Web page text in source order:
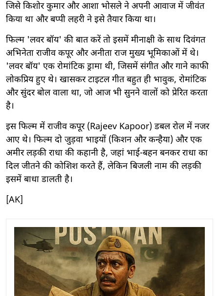
जिसे किशोर कुमार और आशा भोसले ने अपनी आवाज में जीवंत
किया था और बप्पी लहरी ने इसे तैयार किया था।
फिल्म 'लवर बॉय' की बात करें तो इसमें मीनाक्षी के साथ दिवंगत
अभिनेता राजीव कपूर और अनीता राज मुख्य भूमिकाओं में थे।
'लवर बॉय' एक रोमांटिक ड्रामा थी, जिसमें संगीत और गाने काफी
लोकप्रिय हुए थे। खासकर टाइटल गीत बहुत ही भावुक, रोमांटिक
और सुंदर बोल वाला था, जो आज भी सुनने वालों को प्रेरित करता
है।
इस फिल्म में राजीव कपूर (Rajeev Kapoor) डबल रोल में नजर
आए थे। फिल्म दो जुड़वा भाइयों (किशन और कन्हैया) और एक
अमीर लड़की राधा की कहानी है, जहां भाई-बहन बनकर राधा का
दिल जीतने की कोशिश करते हैं, लेकिन बिजली नाम की लड़की
इसमें बाधा डालती है।
[AK]